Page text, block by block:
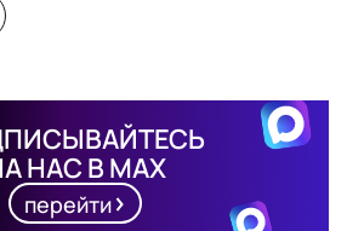
НАС В MAX
перейти